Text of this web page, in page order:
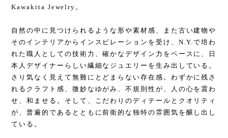
Kawakita Jewelry。
自然の中に見つけられるような形や素材感、また古い建物や
そのインテリアからインスピレーションを受け、N.Y.で培わ
れた職人としての技術力、確かなデザイン力をベースに、日
本人デザイナーらしい繊細なジュエリーを生み出している。
さり気なく見えて無難にとどまらない存在感。わずかに残さ
れるクラフト感、微妙なゆがみ、不規則性が、人の心を震わ
せ、和ませる。そして、こだわりのディテールとクオリティ
が、普遍的であるとともに前衛的な独特の雰囲気を醸し出し
ている。